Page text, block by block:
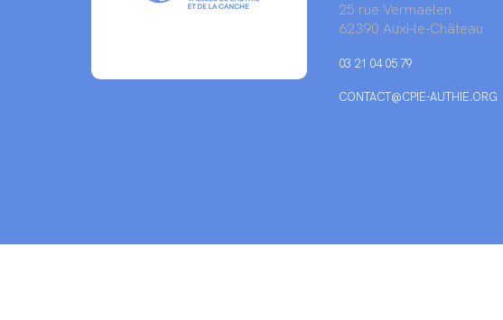
25 rue Vermaelen
62390 Auxi-le-Château
03 21 04 05 79
CONTACT@CPIE-AUTHIE.ORG